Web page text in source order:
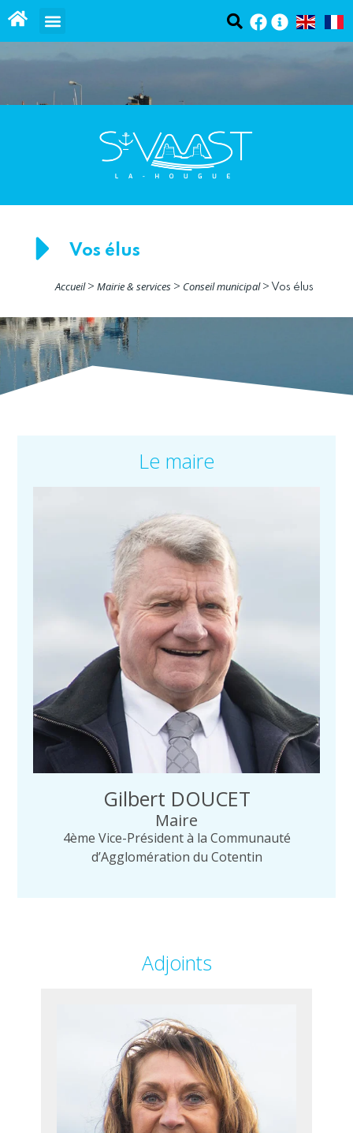
Panneau de gestion des cookies
principal
Vos élus
Accueil> Mairie & services > Conseil municipal> Vos élus
Le maire
Gilbert DOUCET
Maire
4ème Vice-Président à la Communauté
d’Agglomération du Cotentin
Adjoints